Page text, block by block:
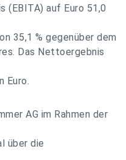
(EBITA) auf Euro 51,0
35,1 % gegenüber dem
Das Nettoergebnis
Euro.
AG im Rahmen der
über die